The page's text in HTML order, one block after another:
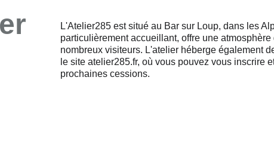
L'Atelier285 est situé au Bar sur Loup, dans les
particulièrement accueillant, offre une
nombreux visiteurs. L'atelier héberge également
le site atelier285.fr, où vous pouvez vous inscrire
prochaines cessions.